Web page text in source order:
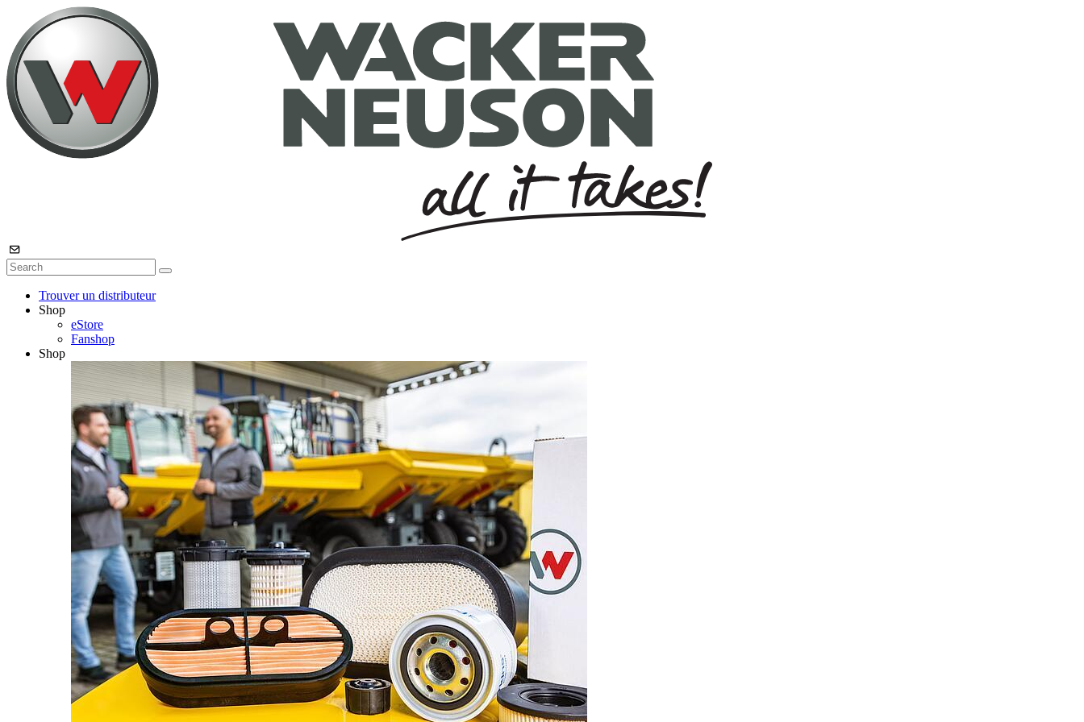
Trouver un distributeur
Shop
eStore
Fanshop
Shop